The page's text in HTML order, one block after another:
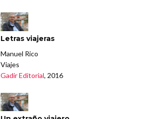
Letras viajeras
Manuel Rico
Viajes
Gadir Editorial, 2016